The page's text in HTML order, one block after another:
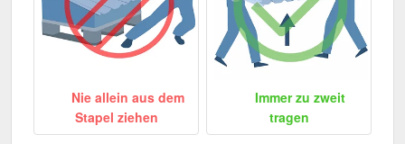
Nie allein aus dem
Stapel ziehen
Immer zu zweit
tragen